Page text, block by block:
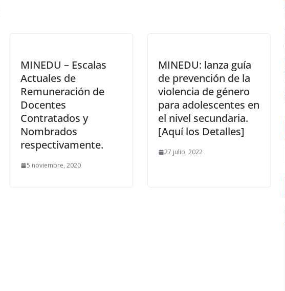
MINEDU – Escalas
Actuales de
Remuneración de
Docentes
Contratados y
Nombrados
respectivamente.
5 noviembre, 2020
MINEDU: lanza guía
de prevención de la
violencia de género
para adolescentes en
el nivel secundaria.
[Aquí los Detalles]
27 julio, 2022